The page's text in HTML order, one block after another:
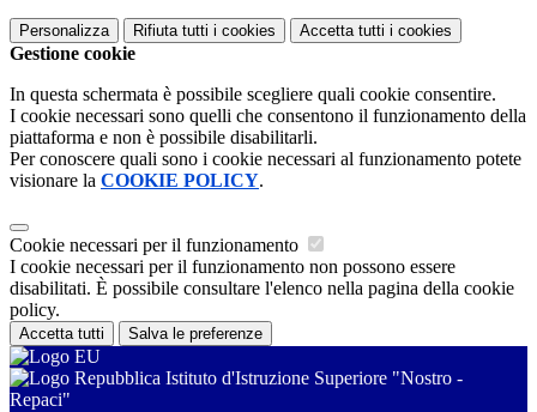
Personalizza Rifiuta tutti i cookies Accetta tutti i cookies
Gestione cookie
In questa schermata è possibile scegliere quali cookie consentire.
I cookie necessari sono quelli che consentono il funzionamento della
piattaforma e non è possibile disabilitarli.
Per conoscere quali sono i cookie necessari al funzionamento potete
visionare la COOKIE POLICY.
Cookie necessari per il funzionamento
I cookie necessari per il funzionamento non possono essere
disabilitati. È possibile consultare l'elenco nella pagina della cookie
policy.
Accetta tutti Salva le preferenze
Istituto d'Istruzione Superiore "Nostro -
Repaci"